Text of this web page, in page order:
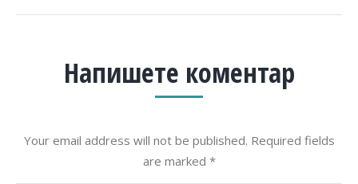
Напишете коментар
Your email address will not be published. Required fields
are marked *